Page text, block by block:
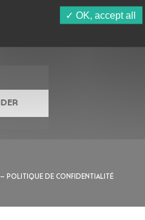
– POLITIQUE DE CONFIDENTIALITÉ
OK, accept all